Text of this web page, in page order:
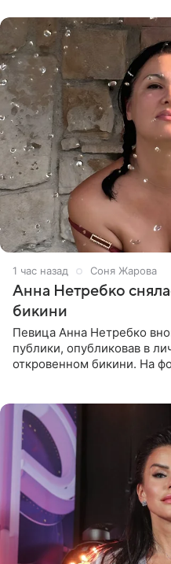
1 час назад Соня Жарова
Анна Нетребко
бикини
Певица Анна Нетребко
публики, опубликовав в
откровенном бикини. На